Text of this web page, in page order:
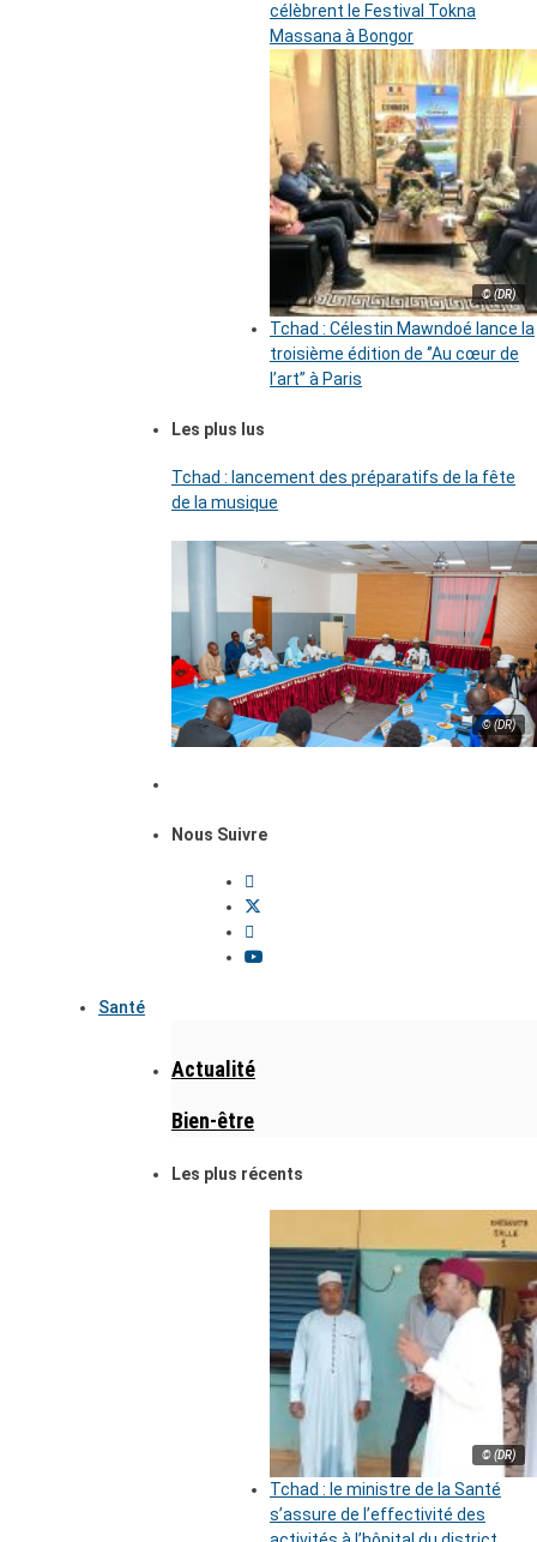
célèbrent le Festival Tokna
Massana à Bongor
© (DR)
Tchad : Célestin Mawndoé lance la
troisième édition de ‘’Au cœur de
l’art’’ à Paris
Les plus lus
Tchad : lancement des préparatifs de la fête
de la musique
© (DR)
Nous Suivre
Santé
Actualité
Bien-être
Les plus récents
© (DR)
Tchad : le ministre de la Santé
s’assure de l’effectivité des